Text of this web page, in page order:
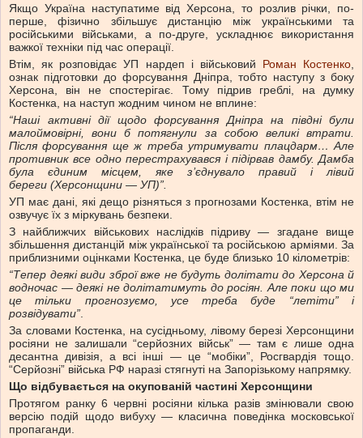
Якщо Україна наступатиме від Херсона, то розлив річки, по-
перше, фізично збільшує дистанцію між українськими та
російськими військами, а по-друге, ускладнює використання
важкої техніки під час операції.
Втім, як розповідає УП нардеп і військовий Роман Костенко
ознак підготовки до форсування Дніпра, тобто наступу з боку
Херсона, він не спостерігає. Тому підрив греблі, на думку
Костенка, на наступ жодним чином не вплине:
“Наші активні дії щодо форсування Дніпра на півдні були
малоймовірні, вони б потягнули за собою великі втрати.
Після форсування ще ж треба утримувати плацдарм… Але
противник все одно перестрахувався і підірвав дамбу. Дамба
була єдиним місцем, яке з’єднувало правий і лівий
береги (Херсонщини — УП)”.
УП має дані, які дещо різняться з прогнозами Костенка, втім не
озвучує їх з міркувань безпеки.
З найближчих військових наслідків підриву — згадане вище
збільшення дистанцій між української та російською арміями. За
приблизними оцінками Костенка, це буде близько 10 кілометрів:
“Тепер деякі види зброї вже не будуть долітати до Херсона й
водночас — деякі не долітатимуть до росіян. Але поки що ми
це тільки прогнозуємо, усе треба буде “летіти” і
розвідувати”
За словами Костенка, на сусідньому, лівому березі Херсонщини
росіяни не залишали “серйозних військ” — там є лише одна
десантна дивізія, а всі інші — це “мобіки”, Росгвардія тощо.
“Серйозні” війська РФ наразі стягнуті на Запорізькому напрямку.
Що відбувається на окупованій частині Херсонщини
Протягом ранку 6 червні росіяни кілька разів змінювали свою
версію подій щодо вибуху — класична поведінка московської
пропаганди.